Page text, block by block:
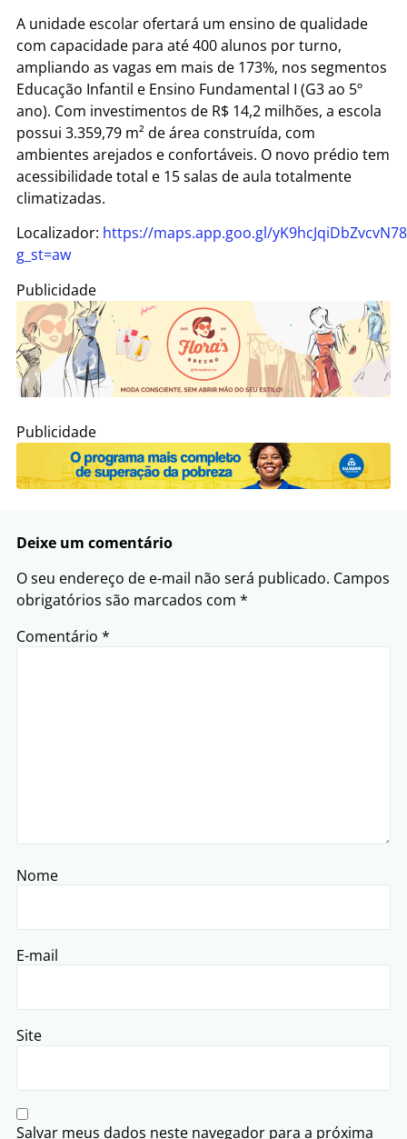
A unidade escolar ofertará um ensino de qualidade
com capacidade para até 400 alunos por turno,
ampliando as vagas em mais de 173%, nos segmentos
Educação Infantil e Ensino Fundamental I (G3 ao 5º
ano). Com investimentos de R$ 14,2 milhões, a escola
possui 3.359,79 m² de área construída, com
ambientes arejados e confortáveis. O novo prédio tem
acessibilidade total e 15 salas de aula totalmente
climatizadas.
Localizador: https://maps.app.goo.gl/
g_st=aw
Publicidade
Publicidade
Deixe um comentário
O seu endereço de e-mail não será publicado. Campos
obrigatórios são marcados com *
Comentário *
Nome
E-mail
Site
Salvar meus dados neste navegador para a próxima